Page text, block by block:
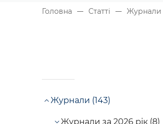
Головна Статті Журнали
Журнали (143)
Журнали за 2026 рік (8)